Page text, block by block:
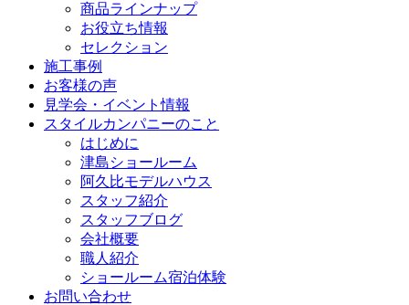
商品ラインナップ
お役立ち情報
セレクション
施工事例
お客様の声
見学会・イベント情報
スタイルカンパニーのこと
はじめに
津島ショールーム
阿久比モデルハウス
スタッフ紹介
スタッフブログ
会社概要
職人紹介
ショールーム宿泊体験
お問い合わせ